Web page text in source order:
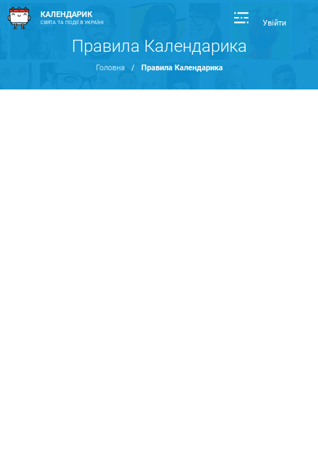
КАЛЕНДАРИК
СВЯТА ТА ПОДІЇ В УКРАЇНІ Увійти
Правила Календарика
Головна / Правила Календарика